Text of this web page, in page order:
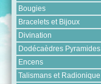
Bougies
Bracelets et Bijoux
Divination
Dodécaèdres Pyramides
Encens
Talismans et Radionique